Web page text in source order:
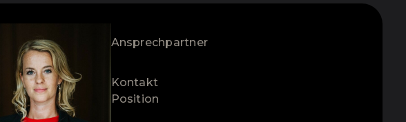
Ansprechpartner
Kontakt
Position